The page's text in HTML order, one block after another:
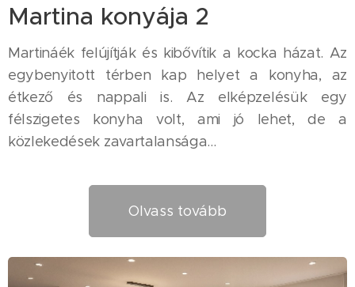
Martina konyája 2
Martináék felújítják és kibővítik a kocka házat. Az
egybenyitott térben kap helyet a konyha, az
étkező és nappali is. Az elképzelésük egy
félszigetes konyha volt, ami jó lehet, de a
közlekedések zavartalansága...
Olvass tovább